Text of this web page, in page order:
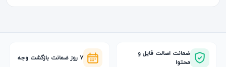
ضمانت اصالت فایل و
محتوا
۷ روز ضمانت بازگشت وجه